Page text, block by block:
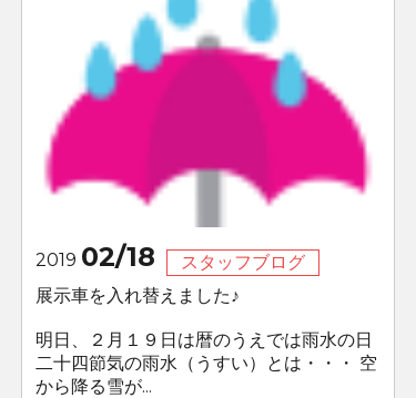
2019 02/18
スタッフブログ
展示車を入れ替えました♪
明日、２月１９日は暦のうえでは雨水の日
二十四節気の雨水（うすい）とは・・・ 空
から降る雪が...